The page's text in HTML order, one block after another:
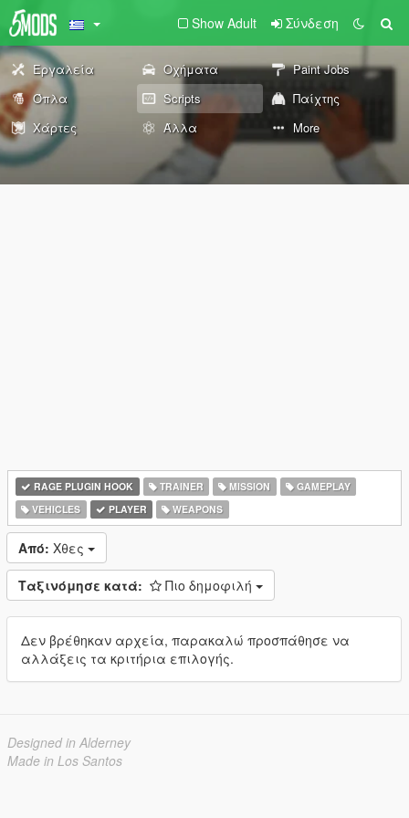
Show Adult Σύνδεση
Εργαλεία Οχήματα
Paint Jobs
Όπλα
Scripts
Παίχτης
Χάρτες
Άλλα More
RAGE PLUGIN HOOK TRAINER MISSION
GAMEPLAY
VEHICLES
PLAYER WEAPONS
Από: Χθες
Ταξινόμησε κατά: Πιο δημοφιλή
Δεν βρέθηκαν αρχεία, παρακαλώ προσπάθησε να
αλλάξεις τα κριτήρια επιλογής.
Designed in Alderney
Made in Los Santos